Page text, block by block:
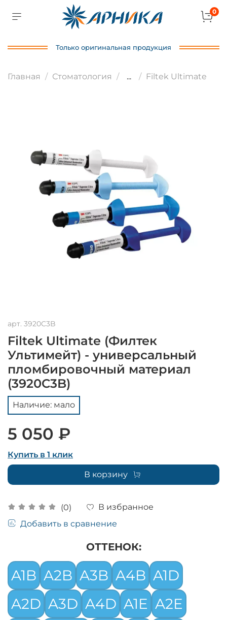
0
Только оригинальная продукция
Главная Стоматология ... Filtek Ultimate
арт. 3920C3B
Filtek Ultimate (Филтек
Ультимейт) - универсальный
пломбировочный материал
(3920C3B)
(0)
В избранное
Добавить в сравнение
Наличие: мало
5 050 ₽
Купить в 1 клик
В корзину
ОТТЕНОК:
A1B A2B A3B A4B A1D
A2D A3D A4D A1E A2E